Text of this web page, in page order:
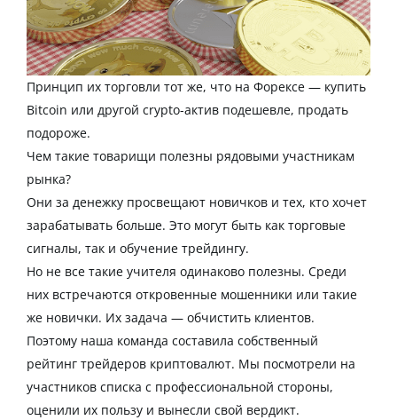
Принцип их торговли тот же, что на Форексе — купить
Bitcoin или другой crypto-актив подешевле, продать
подороже.
Чем такие товарищи полезны рядовыми участникам
рынка?
Они за денежку просвещают новичков и тех, кто хочет
зарабатывать больше. Это могут быть как торговые
сигналы, так и обучение трейдингу.
Но не все такие учителя одинаково полезны. Среди
них встречаются откровенные мошенники или такие
же новички. Их задача — обчистить клиентов.
Поэтому наша команда составила собственный
рейтинг трейдеров криптовалют. Мы посмотрели на
участников списка с профессиональной стороны,
оценили их пользу и вынесли свой вердикт.